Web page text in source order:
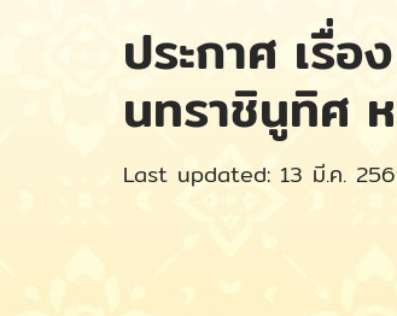
ประกาศ เรื่อ
นทราชินูทิศ
Last updated: 13 มี.ค.